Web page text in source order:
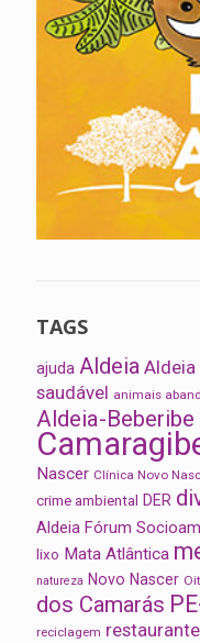
TAGS
ajuda Aldeia Aldeia
saudável animais
Aldeia-Beberibe
Nascer Clínica Novo
crime ambiental DER
Aldeia Fórum
lixo Mata Atlântica
natureza Novo Nascer
dos Camarás
reciclagem